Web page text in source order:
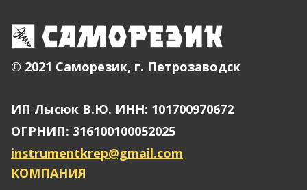
© 2021 Саморезик, г. Петрозаводск
ИП Лысюк В.Ю. ИНН: 101700970672
ОГРНИП: 316100100052025
instrumentkrep@gmail.com
КОМПАНИЯ